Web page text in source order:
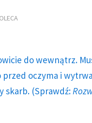
do wewnątrz.
oczyma i
skarb. (Sprawdź: